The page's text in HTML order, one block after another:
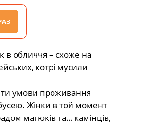
в обличчя – схоже на
котрі мусили
умови проживання
Жінки в той момент
матюків та… камінців,